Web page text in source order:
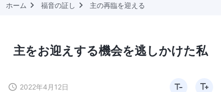
ホーム 福音の証し 主の再臨を迎える
主をお迎えする機会を逃しかけた私
2022年4月12日